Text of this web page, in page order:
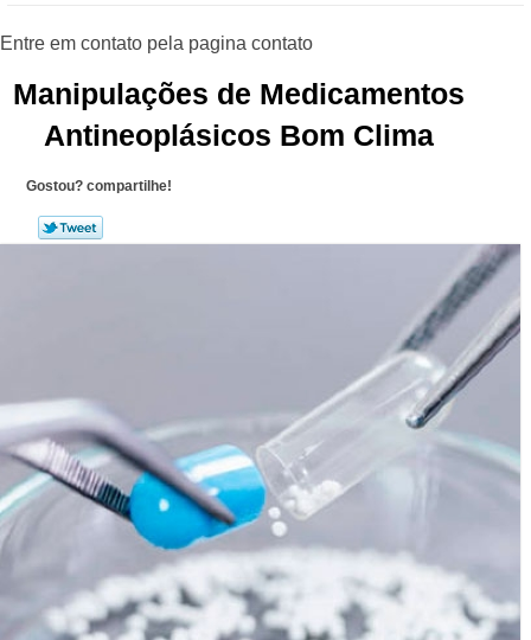
Manipulações de Medicamentos
Antineoplásicos Bom Clima
Gostou? compartilhe!